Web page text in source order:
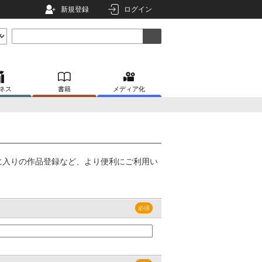
新規登録 ログイン
ス 書籍 メディア化
りの作品登録など、より便利にご利用い